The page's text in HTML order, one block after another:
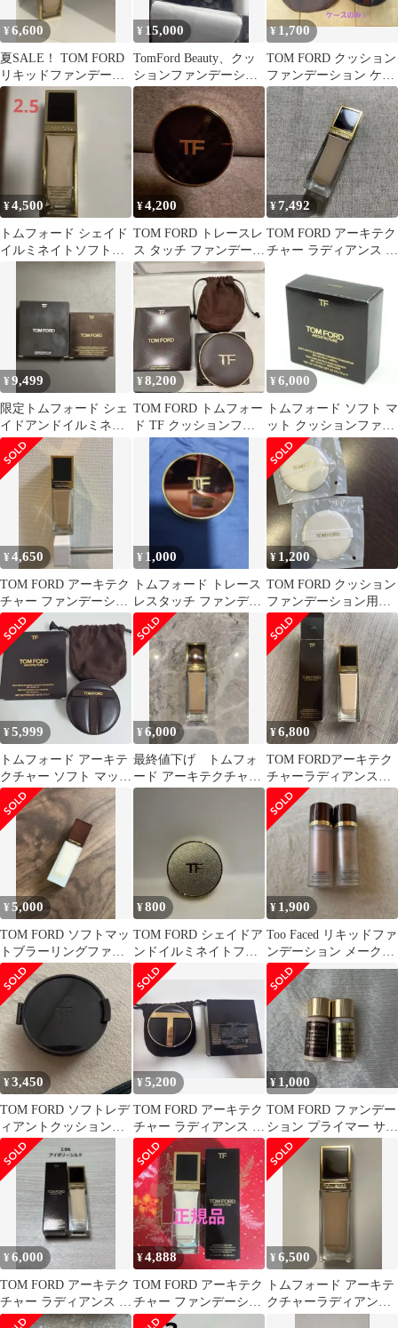
¥6,600
夏SALE！ TOM FORD
リキッドファンデーシ
ョン BUFF トムフォ
¥ 15,000
TomFord Beauty、クッ
ションファンデーショ
ン、リップカラー
¥1,700
TOM FORD クッション
ファンデーション ケー
スのみ ブラウン ポーチ
付き
¥4,500
トムフォード シェイド
イルミネイトソフトラ
ディアンス
¥4,200
TOM FORD トレースレ
ス タッチ ファンデーシ
ョン リネン
¥7,492
TOM FORD アーキテク
チャー ラディアンス フ
¥9,499
限定トムフォード シェ
イドアンドイルミネイ
ト ファンデーション
+ケース
¥8,200
TOM FORD トムフォー
ド TF クッションファ
ンデーション SPF45
¥ 6,000
トムフォード ソフト マ
ット クッションファン
デーション リフィル ロ
ーズ
¥4,650
TOM FORD アーキテク
チャー ファンデーショ
ン 4.5N
¥ 1,000
トムフォード トレース
レスタッチ ファンデー
ション サテンマット 残
81g
¥ 1,200
TOM FORD クッション
ファンデーション用パ
フ 2個セット
¥5,999
トムフォード アーキテ
クチャー ソフト マット
ブラーリング クッショ
ン パール
¥6,000
最終値下げ トムフォ
ード アーキテクチャー
ラディアンス
¥6,800
TOM FORDアーキテク
チャーラディアンスハ
イドレーティング ファ
ンデーション
¥5,000
TOM FORD ソフトマッ
トブラーリングファン
デーション 00パール
¥800
TOM FORD シェイドア
ンドイルミネイトファ
ンデーションケース
¥ 1,900
Too Faced リキッドファ
ンデーション メークア
ップベースセット
¥3,450
TOM FORD ソフトレデ
ィアントクッションフ
ァンデーション
¥5,200
TOM FORD アーキテク
チャー ラディアンス ク
ッション
¥ 1,000
TOM FORD ファンデー
ション プライマー サン
プルセット
¥6,000
TOM FORD アーキテク
チャー ラディアンス フ
ァンデーション 2.0N
¥4,888
TOM FORD アーキテク
チャー ファンデーショ
ン 2.0N
¥6,500
トムフォード アーキテ
クチャーラディアンス